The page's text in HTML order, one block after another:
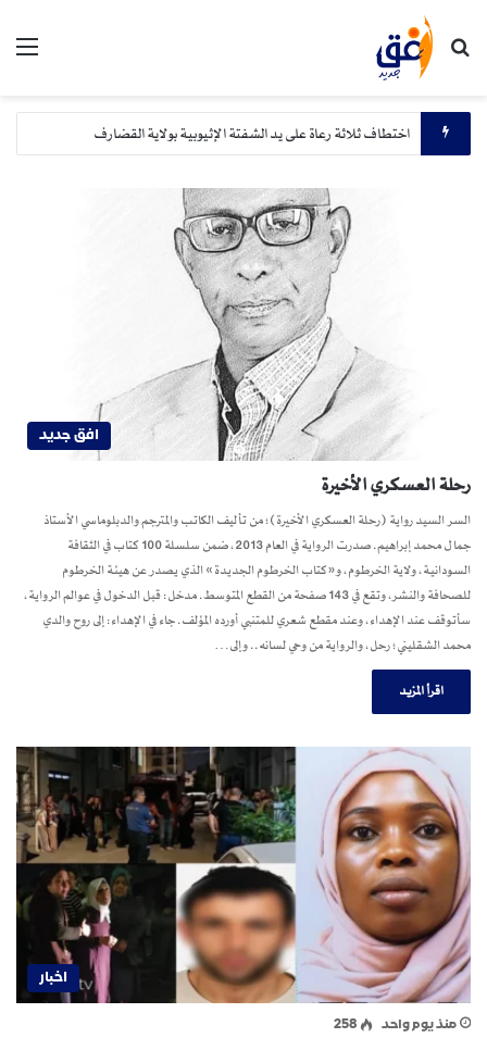
بحث عن
اختطاف ثلاثة رعاة على يد الشفتة الإثيوبية بولاية القضارف
افق جديد
رحلة العسكري الأخيرة
السر السيد رواية (رحلة العسكري الأخيرة)؛ من تأليف الكاتب والمترجم والدبلوماسي الأستاذ
جمال محمد إبراهيم. صدرت الرواية في العام 2013، ضمن سلسلة 100 كتاب في الثقافة
السودانية، ولاية الخرطوم، و«كتاب الخرطوم الجديدة» الذي يصدر عن هيئة الخرطوم
للصحافة والنشر، وتقع في 143 صفحة من القطع المتوسط. مدخل: قبل الدخول في عوالم الرواية،
سأتوقف عند الإهداء، وعند مقطع شعري للمتنبي أورده المؤلف. جاء في الإهداء: إلى روح والدي
محمد الشقليني؛ رحل، والرواية من وحي لسانه.. وإلى…
اقرأ المزيد
اخبار
منذ يوم واحد 258